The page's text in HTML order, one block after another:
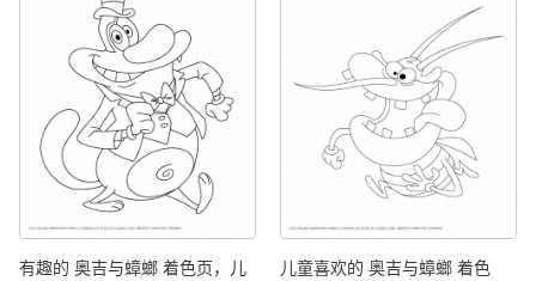
有趣的 奥吉与蟑螂 着色页，儿
儿童喜欢的 奥吉与蟑螂 着色